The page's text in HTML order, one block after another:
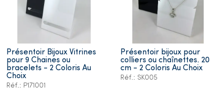
Présentoir Bijoux Vitrines
pour 9 Chaines ou
bracelets - 2 Coloris Au
Choix
Réf.: P171001
Présentoir bijoux pour
colliers ou chaînettes. 20
cm - 2 Coloris Au Choix
Réf.: SK005